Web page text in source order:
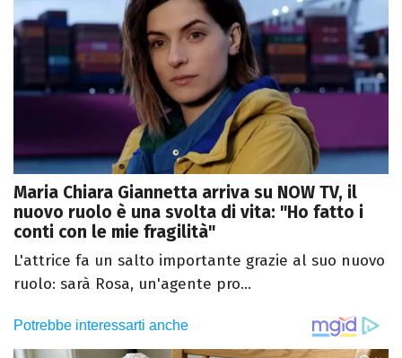
Maria Chiara Giannetta arriva su NOW TV, il
nuovo ruolo è una svolta di vita: "Ho fatto i
conti con le mie fragilità"
L'attrice fa un salto importante grazie al suo nuovo
ruolo: sarà Rosa, un'agente pro...